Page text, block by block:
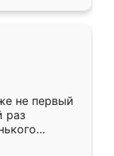
не первый
раз
раз